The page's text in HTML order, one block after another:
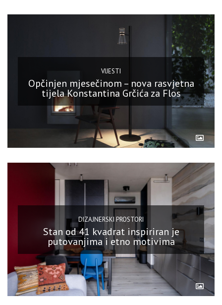
VIJESTI
Opčinjen mjesečinom – nova rasvjetna
tijela Konstantina Grčića za Flos
DIZAJNERSKI PROSTORI
Stan od 41 kvadrat inspiriran je
putovanjima i etno motivima